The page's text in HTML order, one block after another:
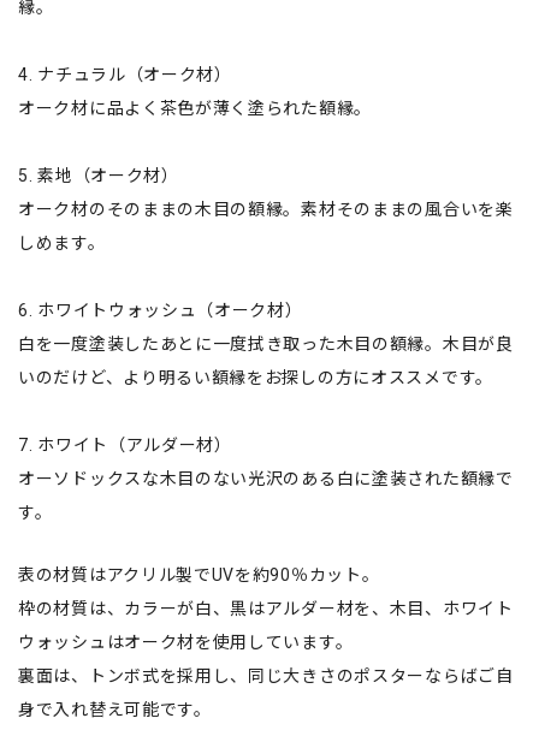
縁。
4. ナチュラル（オーク材）
オーク材に品よく茶色が薄く塗られた額縁。
5. 素地（オーク材）
オーク材のそのままの木目の額縁。素材そのままの風合いを楽
しめます。
6. ホワイトウォッシュ（オーク材）
白を一度塗装したあとに一度拭き取った木目の額縁。木目が良
いのだけど、より明るい額縁をお探しの方にオススメです。
7. ホワイト（アルダー材）
オーソドックスな木目のない光沢のある白に塗装された額縁で
す。
表の材質はアクリル製でUVを約90％カット。
枠の材質は、カラーが白、黒はアルダー材を、木目、ホワイト
ウォッシュはオーク材を使用しています。
裏面は、トンボ式を採用し、同じ大きさのポスターならばご自
身で入れ替え可能です。